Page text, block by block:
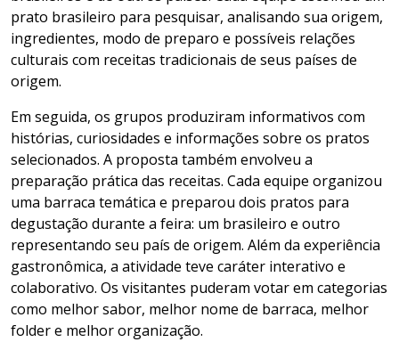
prato brasileiro para pesquisar, analisando sua origem,
ingredientes, modo de preparo e possíveis relações
culturais com receitas tradicionais de seus países de
origem.
Em seguida, os grupos produziram informativos com
histórias, curiosidades e informações sobre os pratos
selecionados. A proposta também envolveu a
preparação prática das receitas. Cada equipe organizou
uma barraca temática e preparou dois pratos para
degustação durante a feira: um brasileiro e outro
representando seu país de origem. Além da experiência
gastronômica, a atividade teve caráter interativo e
colaborativo. Os visitantes puderam votar em categorias
como melhor sabor, melhor nome de barraca, melhor
folder e melhor organização.